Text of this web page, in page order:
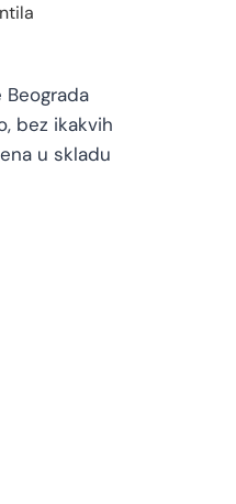
bez ikakvih
u skladu